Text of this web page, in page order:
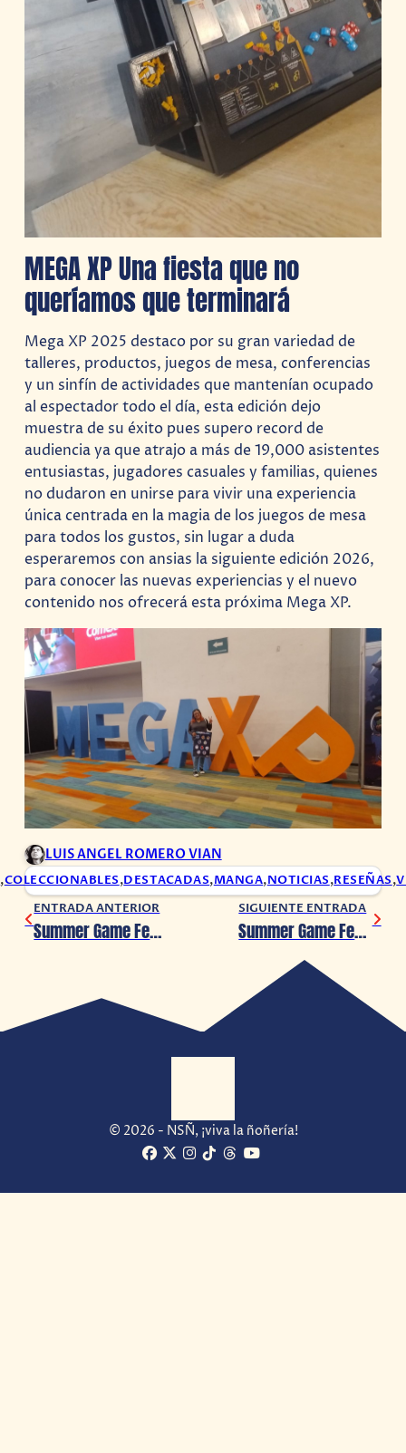
MEGA XP Una fiesta que no
queríamos que terminará
Mega XP 2025 destaco por su gran variedad de
talleres, productos, juegos de mesa, conferencias
y un sinfín de actividades que mantenían ocupado
al espectador todo el día, esta edición dejo
muestra de su éxito pues supero record de
audiencia ya que atrajo a más de 19,000 asistentes
entusiastas, jugadores casuales y familias, quienes
no dudaron en unirse para vivir una experiencia
única centrada en la magia de los juegos de mesa
para todos los gustos, sin lugar a duda
esperaremos con ansias la siguiente edición 2026,
para conocer las nuevas experiencias y el nuevo
contenido nos ofrecerá esta próxima Mega XP.
LUIS ANGEL ROMERO VIAN
,COLECCIONABLES,DESTACADAS,MANGA,NOTICIAS,RESEÑAS,
ENTRADA ANTERIOR
Summer Game Fest 2025: ¡Last Flag ha sido anunciado!
SIGUIENTE ENTRADA
Summer Game Fest: Blumhouse Games presenta Eyes of Hellfire
© 2026 - NSÑ, ¡viva la ñoñería!